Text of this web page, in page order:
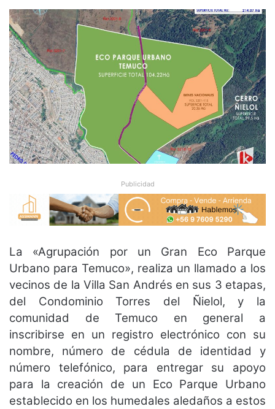
Publicidad
La «Agrupación por un Gran Eco Parque
Urbano para Temuco», realiza un llamado a los
vecinos de la Villa San Andrés en sus 3 etapas,
del Condominio Torres del Ñielol, y la
comunidad de Temuco en general a
inscribirse en un registro electrónico con su
nombre, número de cédula de identidad y
número telefónico, para entregar su apoyo
para la creación de un Eco Parque Urbano
establecido en los humedales aledaños a estos